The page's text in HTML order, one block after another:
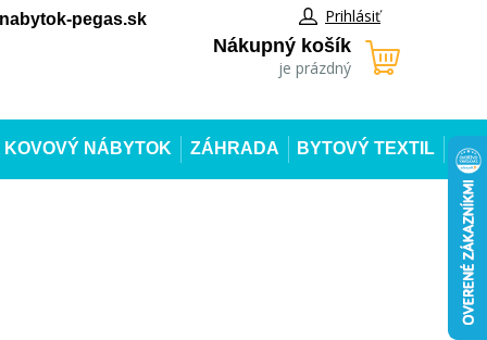
pegas.sk Prihlásiť
Nákupný košík
je prázdný
KOVOVÝ NÁBYTOK ZÁHRADA BYTOVÝ TEXTIL